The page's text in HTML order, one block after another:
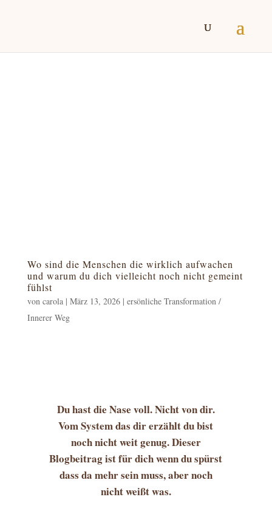
Wo sind die Menschen die wirklich aufwachen
und warum du dich vielleicht noch nicht gemeint
fühlst
von carola| März 13, 2026| ersönliche Transformation /
Innerer Weg
Du hast die Nase voll. Nicht von dir.
Vom System das dir erzählt du bist
noch nicht weit genug. Dieser
Blogbeitrag ist für dich wenn du spürst
dass da mehr sein muss, aber noch
nicht weißt was.